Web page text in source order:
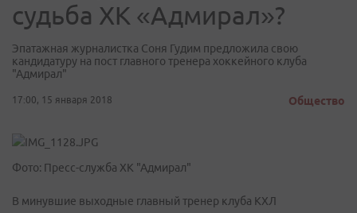
судьба ХК «Адмирал»?
Эпатажная журналистка Соня Гудим предложила свою
кандидатуру на пост главного тренера хоккейного клуба
"Адмирал"
17:00, 15 января 2018 Общество
Фото: Пресс-служба ХК "Адмирал"
В минувшие выходные главный тренер клуба КХЛ